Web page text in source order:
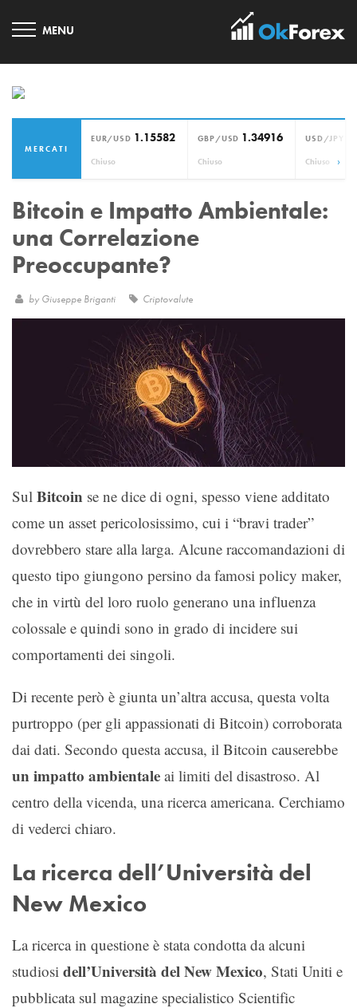
MERCATI
EUR/USD 1.15582
Chiuso
GBP/USD 1.34916
Chiuso
USD/JPY
Chiuso ›
Bitcoin e Impatto Ambientale:
una Correlazione
Preoccupante?
by Giuseppe Briganti Criptovalute
Sul Bitcoin se ne dice di ogni, spesso viene additato
come un asset pericolosissimo, cui i “bravi trader”
dovrebbero stare alla larga. Alcune raccomandazioni di
questo tipo giungono persino da famosi policy maker,
che in virtù del loro ruolo generano una influenza
colossale e quindi sono in grado di incidere sui
comportamenti dei singoli.
Di recente però è giunta un’altra accusa, questa volta
purtroppo (per gli appassionati di Bitcoin) corroborata
dai dati. Secondo questa accusa, il Bitcoin causerebbe
un impatto ambientale ai limiti del disastroso. Al
centro della vicenda, una ricerca americana. Cerchiamo
di vederci chiaro.
La ricerca dell’Università del
New Mexico
La ricerca in questione è stata condotta da alcuni
studiosi dell’Università del New Mexico, Stati Uniti e
pubblicata sul magazine specialistico Scientific